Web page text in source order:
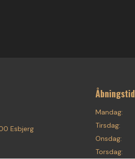
Esbjerg
Mandag:
Tirsdag:
Onsdag:
Torsdag: